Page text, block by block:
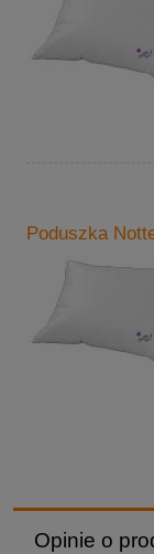
Poduszka
Opinie o